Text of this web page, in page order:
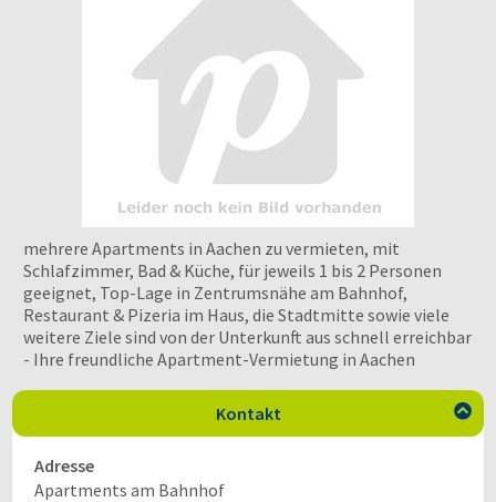
mehrere Apartments in Aachen zu vermieten, mit
Schlafzimmer, Bad & Küche, für jeweils 1 bis 2 Personen
geeignet, Top-Lage in Zentrumsnähe am Bahnhof,
Restaurant & Pizeria im Haus, die Stadtmitte sowie viele
weitere Ziele sind von der Unterkunft aus schnell erreichbar
- Ihre freundliche Apartment-Vermietung in Aachen
Kontakt 
Adresse
Apartments am Bahnhof